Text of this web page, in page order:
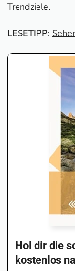
Trendziele.
LESETIPP:
Hol dir die
kostenlos